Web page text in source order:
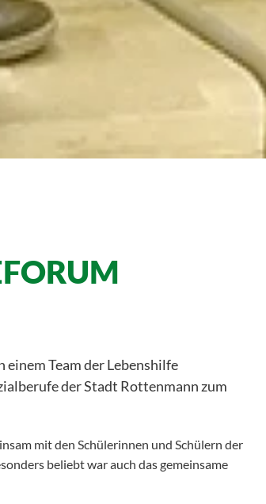
einem Team der Lebenshilfe
der Stadt Rottenmann zum
mit den Schülerinnen und Schülern der
beliebt war auch das gemeinsame